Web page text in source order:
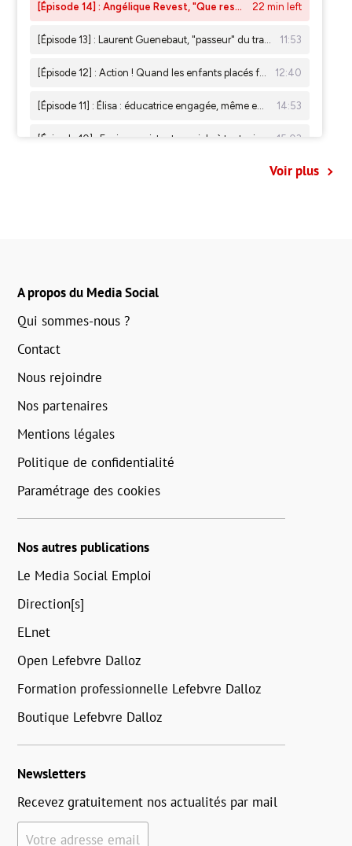
Voir plus
A propos du Media Social
Qui sommes-nous ?
Contact
Nous rejoindre
Nos partenaires
Mentions légales
Politique de confidentialité
Paramétrage des cookies
Nos autres publications
Le Media Social Emploi
Direction[s]
ELnet
Open Lefebvre Dalloz
Formation professionnelle Lefebvre Dalloz
Boutique Lefebvre Dalloz
Newsletters
Recevez gratuitement nos actualités par mail
Votre adresse email